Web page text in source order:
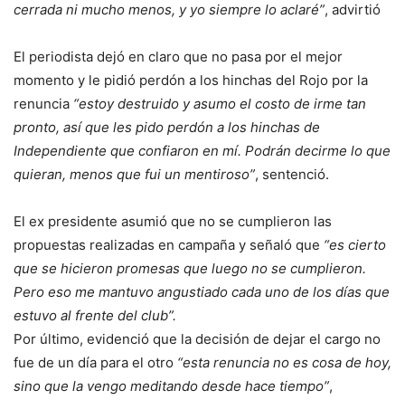
cerrada ni mucho menos, y yo siempre lo aclaré”, advirtió
El periodista dejó en claro que no pasa por el mejor
momento y le pidió perdón a los hinchas del Rojo por la
renuncia “estoy destruido y asumo el costo de irme tan
pronto, así que les pido perdón a los hinchas de
Independiente que confiaron en mí. Podrán decirme lo que
quieran, menos que fui un mentiroso”, sentenció.
El ex presidente asumió que no se cumplieron las
propuestas realizadas en campaña y señaló que “es cierto
que se hicieron promesas que luego no se cumplieron.
Pero eso me mantuvo angustiado cada uno de los días que
estuvo al frente del club”.
Por último, evidenció que la decisión de dejar el cargo no
fue de un día para el otro “esta renuncia no es cosa de hoy,
sino que la vengo meditando desde hace tiempo”,